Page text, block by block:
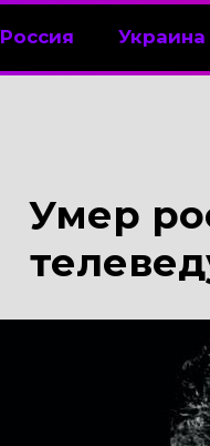
Россия Украина
Умер